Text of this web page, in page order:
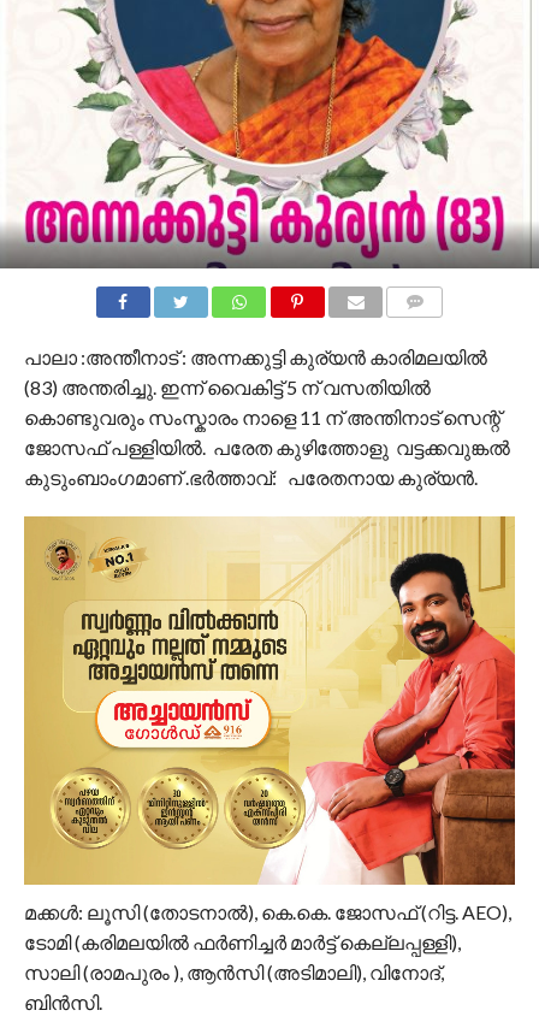
പാലാ :അന്തീനാട് : അന്നക്കുട്ടി കുര്യൻ കാരിമലയിൽ
(83) അന്തരിച്ചു. ഇന്ന് വൈകിട്ട് 5 ന് വസതിയിൽ
കൊണ്ടുവരും സംസ്കാരം നാളെ 11 ന് അന്തിനാട് സെന്റ്
ജോസഫ് പള്ളിയിൽ. പരേത കുഴിത്തോളു വട്ടക്കവുങ്കൽ
കുടുംബാംഗമാണ് .ഭർത്താവ്: പരേതനായ കുര്യൻ.
മക്കൾ: ലൂസി (തോടനാൽ), കെ.കെ. ജോസഫ് (റിട്ട. AEO),
ടോമി (കരിമലയിൽ ഫർണിച്ചർ മാർട്ട് കെല്ലപ്പള്ളി),
സാലി (രാമപുരം ), ആൻസി (അടിമാലി), വിനോദ്,
ബിൻസി.